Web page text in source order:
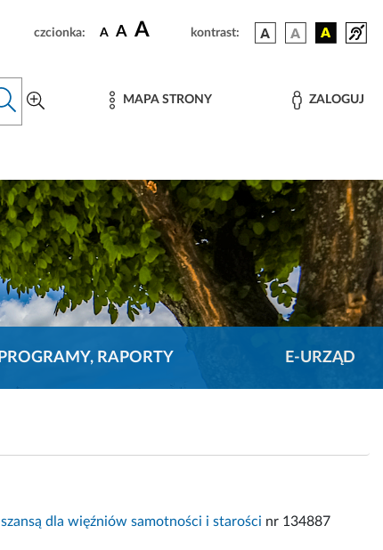
czcionka: A A A kontrast:
MAPA STRONY ZALOGUJ
RAPORTY E-URZĄD
dla więźniów samotności i starości nr 134887